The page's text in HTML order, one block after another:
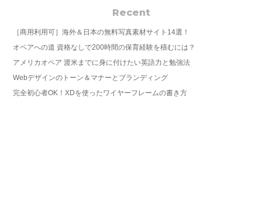
Recent
［商用利用可］海外＆日本の無料写真素材サイト14選！
オペアへの道 資格なしで200時間の保育経験を積むには？
アメリカオペア 渡米までに身に付けたい英語力と勉強法
Webデザインのトーン＆マナーとブランディング
完全初心者OK！XDを使ったワイヤーフレームの書き方